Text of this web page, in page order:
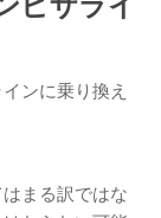
ンに乗り換え
まる訳ではな